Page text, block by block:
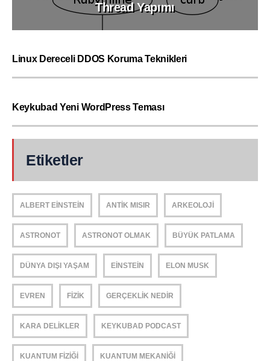
Thread Yapımı
Linux Dereceli DDOS Koruma Teknikleri
Keykubad Yeni WordPress Teması
Etiketler
ALBERT EINSTEIN ANTIK MISIR ARKEOLOJI
ASTRONOT ASTRONOT OLMAK BÜYÜK PATLAMA
DÜNYA DIŞI YAŞAM EINSTEIN ELON MUSK
EVREN FIZIK GERÇEKLIK NEDIR
KARA DELIKLER KEYKUBAD PODCAST
KUANTUM FIZIĞI KUANTUM MEKANIĞI